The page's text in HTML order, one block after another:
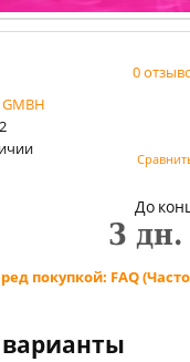
0
GMBH
До
3 дн.
покупкой: FAQ